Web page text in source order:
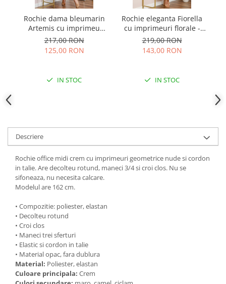
Rochie dama bleumarin
Artemis cu imprimeu
abstract si cordon in talie
217,00 RON
125,00 RON
IN STOC
Rochie eleganta Fiorella
cu imprimeuri florale -
Alb cu roz
219,00 RON
143,00 RON
IN STOC
Descriere
Rochie office midi crem cu imprimeuri geometrice nude si cordon
in talie. Are decolteu rotund, maneci 3/4 si croi clos. Nu se
sifoneaza, nu necesita calcare.
Modelul are 162 cm.
• Compozitie: poliester, elastan
• Decolteu rotund
• Croi clos
• Maneci trei sferturi
• Elastic si cordon in talie
• Material opac, fara dublura
Material: Poliester, elastan
Culoare principala: Crem